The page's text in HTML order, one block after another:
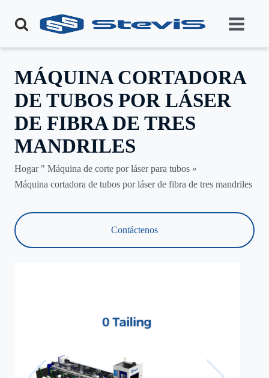
MÁQUINA CORTADORA
DE TUBOS POR LÁSER
DE FIBRA DE TRES
MANDRILES
Hogar " Máquina de corte por láser para tubos »
Máquina cortadora de tubos por láser de fibra de tres mandriles
Contáctenos